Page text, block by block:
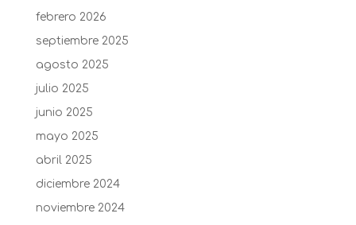
febrero 2026
septiembre 2025
agosto 2025
julio 2025
junio 2025
mayo 2025
abril 2025
diciembre 2024
noviembre 2024